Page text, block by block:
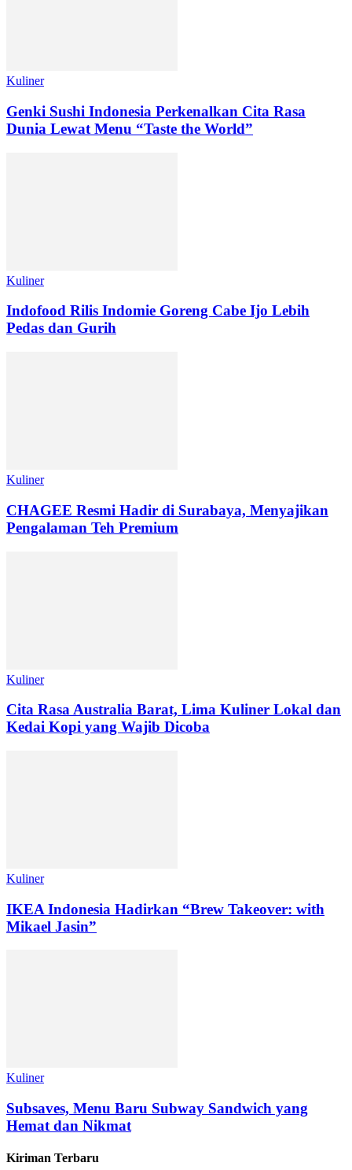
Kuliner
Genki Sushi Indonesia Perkenalkan Cita Rasa
Dunia Lewat Menu “Taste the World”
Kuliner
Indofood Rilis Indomie Goreng Cabe Ijo Lebih
Pedas dan Gurih
Kuliner
CHAGEE Resmi Hadir di Surabaya, Menyajikan
Pengalaman Teh Premium
Kuliner
Cita Rasa Australia Barat, Lima Kuliner Lokal dan
Kedai Kopi yang Wajib Dicoba
Kuliner
IKEA Indonesia Hadirkan “Brew Takeover: with
Mikael Jasin”
Kuliner
Subsaves, Menu Baru Subway Sandwich yang
Hemat dan Nikmat
Kiriman Terbaru